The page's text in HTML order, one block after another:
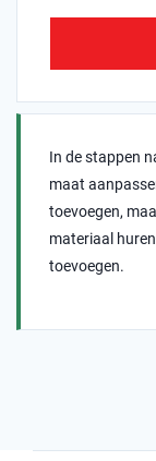
In de stappen
maat
toevoegen,
materiaal
toevoegen.